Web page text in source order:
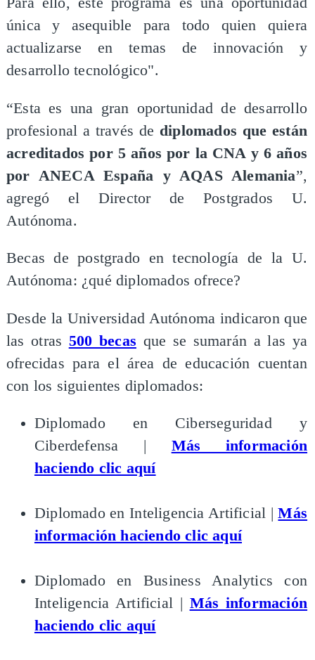
única y asequible para todo quien quiera
actualizarse en temas de innovación y
desarrollo tecnológico".
“Esta es una gran oportunidad de desarrollo
profesional a través de diplomados que están
acreditados por 5 años por la CNA y 6 años
por ANECA España y AQAS Alemania”,
agregó el Director de Postgrados U.
Autónoma.
Becas de postgrado en tecnología de la U.
Autónoma: ¿qué diplomados ofrece?
Desde la Universidad Autónoma indicaron que
las otras 500 becas que se sumarán a las ya
ofrecidas para el área de educación cuentan
con los siguientes diplomados:​
Diplomado en Ciberseguridad y
Ciberdefensa | Más información
haciendo clic aquí
Diplomado en Inteligencia Artificial |Más
información haciendo clic aquí
Diplomado en Business Analytics con
Inteligencia Artificial | Más información
haciendo clic aquí